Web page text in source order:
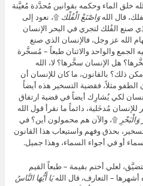
خلق الماء وحكمه بقوانين مُحدَّدة مُعيَّنة
قال اللهوَاصْنَعْ الْفُلْك ۩، نعود إلى
صنع الفُلك لتجري في البحر الإنسان
الله عز وجل، فالإنسان الذي صنع
الجمع والواحد والاثنان طبعاً – مُسخَّرة
هل الإنسان سخَّرها؟ لا، الله
ذلك؟ بالقانون، ما كان للإنسان أن
الطفو مثلاً، فقضية التسخير هذه أيضاً
لكي يُشارِك أيضاً في قضية ارتفاق
مُدخَلية، دائماً ما نقرأ قول الله
۩، والآن هم محمولون أين؟ في
بحذق وفهم واستيعاب هذا القانون
أو في أجواء السماء، وهذا جميل.
لعلي أختم بقيمة – طبعاً القيم
– التعارف، قال اللهيَا أَيُّهَا النَّاسُ